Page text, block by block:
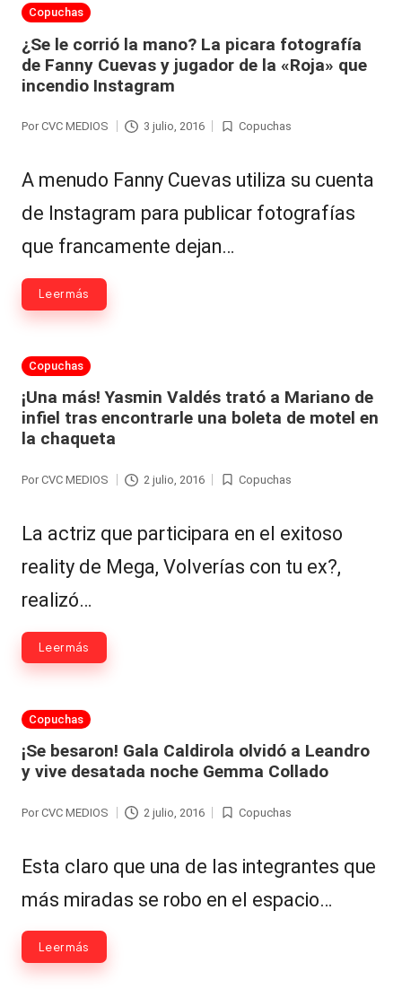
Publicada
Copuchas
¿Se le corrió la mano? La picara fotografía
de Fanny Cuevas y jugador de la «Roja» que
incendio Instagram
Por CVC MEDIOS 3 julio, 2016
Publicada
Copuchas
A menudo Fanny Cuevas utiliza su cuenta
de Instagram para publicar fotografías
que francamente dejan…
Leer más
Publicada
Copuchas
¡Una más! Yasmin Valdés trató a Mariano de
infiel tras encontrarle una boleta de motel en
la chaqueta
Por CVC MEDIOS 2 julio, 2016
Publicada
Copuchas
La actriz que participara en el exitoso
reality de Mega, Volverías con tu ex?,
realizó…
Leer más
Publicada
Copuchas
¡Se besaron! Gala Caldirola olvidó a Leandro
y vive desatada noche Gemma Collado
Por CVC MEDIOS 2 julio, 2016
Publicada
Copuchas
Esta claro que una de las integrantes que
más miradas se robo en el espacio…
Leer más